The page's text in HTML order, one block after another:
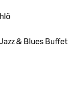
& Blues